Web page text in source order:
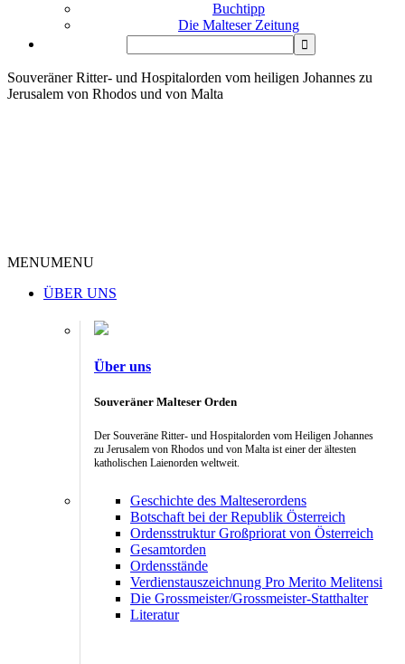
Buchtipp
Die Malteser Zeitung
Souveräner Ritter- und Hospitalorden vom heiligen Johannes zu
Jerusalem von Rhodos und von Malta
MENUMENU
ÜBER UNS
Über uns
Souveräner Malteser Orden
Der Souveräne Ritter- und Hospitalorden vom Heiligen Johannes
zu Jerusalem von Rhodos und von Malta ist einer der ältesten
katholischen Laienorden weltweit.
Geschichte des Malteserordens
Botschaft bei der Republik Österreich
Ordensstruktur Großpriorat von Österreich
Gesamtorden
Ordensstände
Verdienstauszeichnung Pro Merito Melitensi
Die Grossmeister/Grossmeister-Statthalter
Literatur